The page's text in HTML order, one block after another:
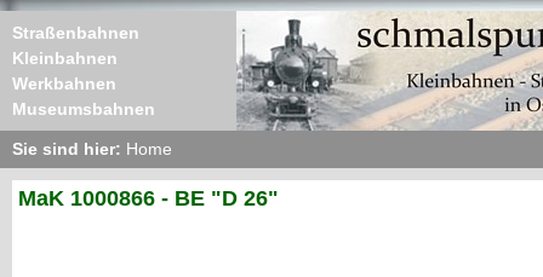
Straßenbahnen
Kleinbahnen
Werkbahnen
Museumsbahnen
Sie sind hier: Home
MaK 1000866 - BE "D 26"